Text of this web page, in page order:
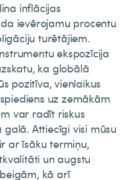
inflācijas
ievērojamu procentu
turētājiem.
ekspozīcija
ka globālā
pozitīva, vienlaikus
uz zemākām
var radīt riskus
Attiecīgi visi mūsu
ar īsāku termiņu,
un augstu
kā arī